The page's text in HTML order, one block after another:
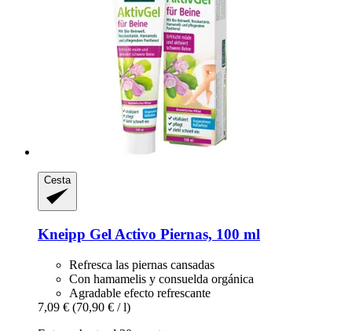
Cesta
Kneipp Gel Activo Piernas, 100 ml
Refresca las piernas cansadas
Con hamamelis y consuelda orgánica
Agradable efecto refrescante
7,09 € (70,90 € / l)